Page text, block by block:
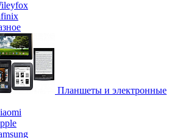
Планшеты и электронные